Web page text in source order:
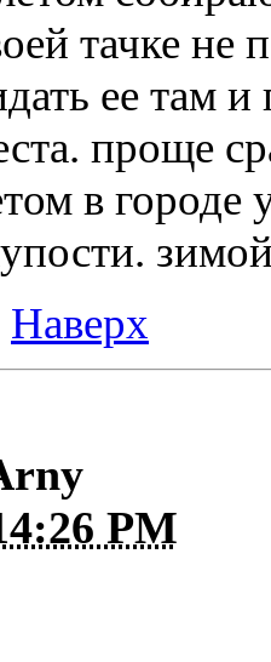
тачке не
ее там
проще
в городе
Наверх
PM